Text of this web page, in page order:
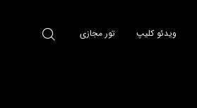
ویدئو کلیپ تور مجازی